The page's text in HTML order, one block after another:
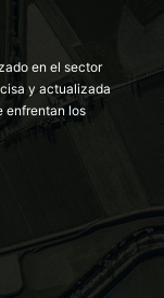
en el sector
y actualizada
enfrentan los